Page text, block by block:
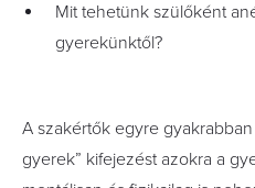
Mit tehetünk szülőként
gyerekünktől?
A szakértők egyre
gyerek” kifejezést azokra a